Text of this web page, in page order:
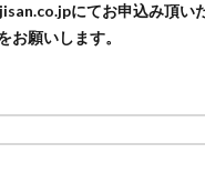
にてお申込み頂い
お願いします。